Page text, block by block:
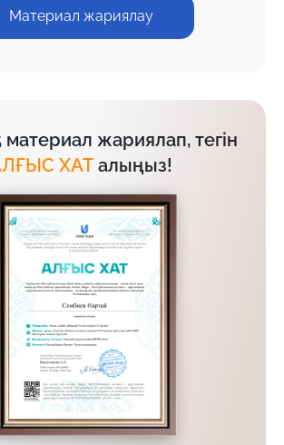
Материал жариялау
материал жариялап, тегін
ХАТ алыңыз!